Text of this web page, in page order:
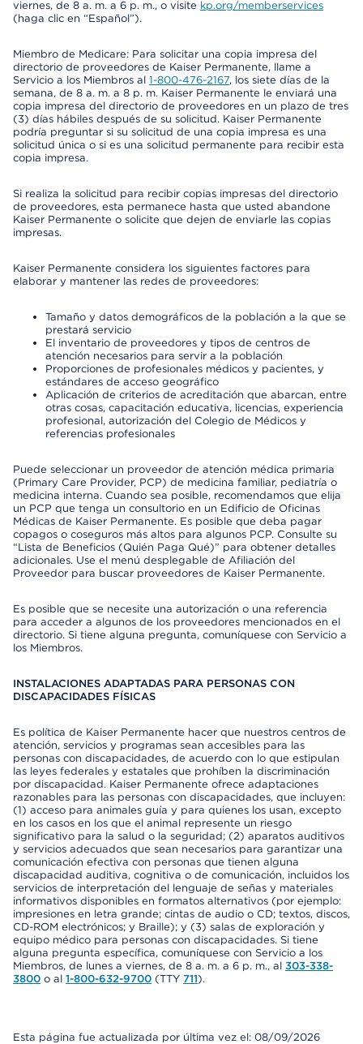
viernes, de 8 a. m. a 6 p. m., o visite kp.org/memberservices
(haga clic en “Español”).
Miembro de Medicare: Para solicitar una copia impresa del
directorio de proveedores de Kaiser Permanente, llame a
Servicio a los Miembros al 1-800-476-2167, los siete días de la
semana, de 8 a. m. a 8 p. m. Kaiser Permanente le enviará una
copia impresa del directorio de proveedores en un plazo de tres
(3) días hábiles después de su solicitud. Kaiser Permanente
podría preguntar si su solicitud de una copia impresa es una
solicitud única o si es una solicitud permanente para recibir esta
copia impresa.
Si realiza la solicitud para recibir copias impresas del directorio
de proveedores, esta permanece hasta que usted abandone
Kaiser Permanente o solicite que dejen de enviarle las copias
impresas.
Kaiser Permanente considera los siguientes factores para
elaborar y mantener las redes de proveedores:
Tamaño y datos demográficos de la población a la que se
prestará servicio
El inventario de proveedores y tipos de centros de
atención necesarios para servir a la población
Proporciones de profesionales médicos y pacientes, y
estándares de acceso geográfico
Aplicación de criterios de acreditación que abarcan, entre
otras cosas, capacitación educativa, licencias, experiencia
profesional, autorización del Colegio de Médicos y
referencias profesionales
Puede seleccionar un proveedor de atención médica primaria
(Primary Care Provider, PCP) de medicina familiar, pediatría o
medicina interna. Cuando sea posible, recomendamos que elija
un PCP que tenga un consultorio en un Edificio de Oficinas
Médicas de Kaiser Permanente. Es posible que deba pagar
copagos o coseguros más altos para algunos PCP. Consulte su
“Lista de Beneficios (Quién Paga Qué)” para obtener detalles
adicionales. Use el menú desplegable de Afiliación del
Proveedor para buscar proveedores de Kaiser Permanente.
Es posible que se necesite una autorización o una referencia
para acceder a algunos de los proveedores mencionados en el
directorio. Si tiene alguna pregunta, comuníquese con Servicio a
los Miembros.
INSTALACIONES ADAPTADAS PARA PERSONAS CON
DISCAPACIDADES FÍSICAS
Es política de Kaiser Permanente hacer que nuestros centros de
atención, servicios y programas sean accesibles para las
personas con discapacidades, de acuerdo con lo que estipulan
las leyes federales y estatales que prohíben la discriminación
por discapacidad. Kaiser Permanente ofrece adaptaciones
razonables para las personas con discapacidades, que incluyen:
(1) acceso para animales guía y para quienes los usan, excepto
en los casos en los que el animal represente un riesgo
significativo para la salud o la seguridad; (2) aparatos auditivos
y servicios adecuados que sean necesarios para garantizar una
comunicación efectiva con personas que tienen alguna
discapacidad auditiva, cognitiva o de comunicación, incluidos los
servicios de interpretación del lenguaje de señas y materiales
informativos disponibles en formatos alternativos (por ejemplo:
impresiones en letra grande; cintas de audio o CD; textos, discos,
CD-ROM electrónicos; y Braille); y (3) salas de exploración y
equipo médico para personas con discapacidades. Si tiene
alguna pregunta específica, comuníquese con Servicio a los
Miembros, de lunes a viernes, de 8 a. m. a 6 p. m., al 303-338-
3800 o al 1-800-632-9700 (TTY 711).
Esta página fue actualizada por última vez el: 08/09/2026